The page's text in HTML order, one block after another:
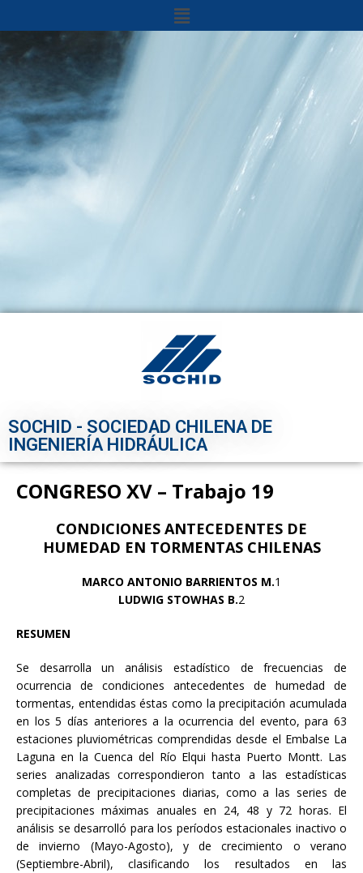
SOCHID - SOCIEDAD CHILENA DE
INGENIERÍA HIDRÁULICA
CONGRESO XV – Trabajo 19
CONDICIONES ANTECEDENTES DE
HUMEDAD EN TORMENTAS CHILENAS
MARCO ANTONIO BARRIENTOS M.1
LUDWIG STOWHAS B.2
RESUMEN
Se desarrolla un análisis estadístico de frecuencias de
ocurrencia de condiciones antecedentes de humedad de
tormentas, entendidas éstas como la precipitación acumulada
en los 5 días anteriores a la ocurrencia del evento, para 63
estaciones pluviométricas comprendidas desde el Embalse La
Laguna en la Cuenca del Río Elqui hasta Puerto Montt. Las
series analizadas correspondieron tanto a las estadísticas
completas de precipitaciones diarias, como a las series de
precipitaciones máximas anuales en 24, 48 y 72 horas. El
análisis se desarrolló para los períodos estacionales inactivo o
de invierno (Mayo-Agosto), y de crecimiento o verano
(Septiembre-Abril), clasificando los resultados en las